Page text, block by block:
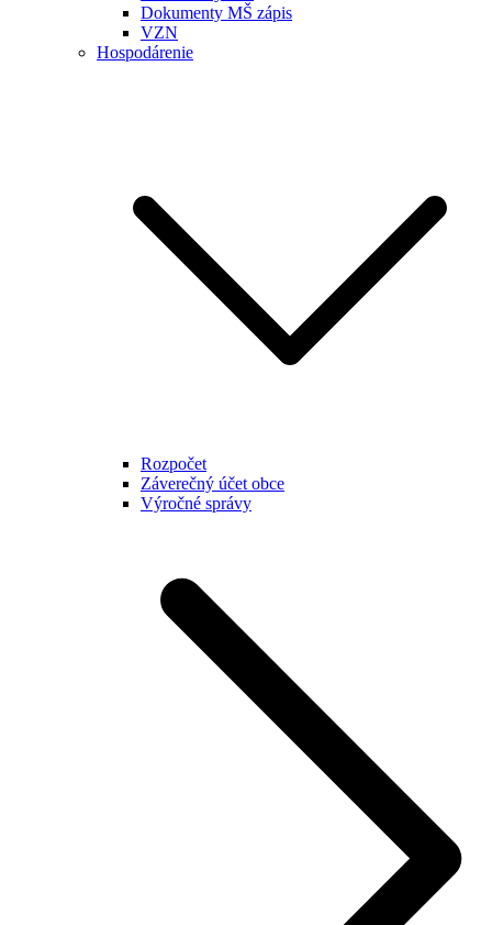
Dokumenty MŠ zápis
VZN
Hospodárenie
Rozpočet
Záverečný účet obce
Výročné správy